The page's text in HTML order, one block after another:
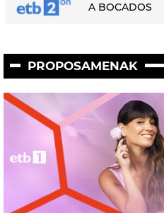
A BOCADOS
PROPOSAMENAK